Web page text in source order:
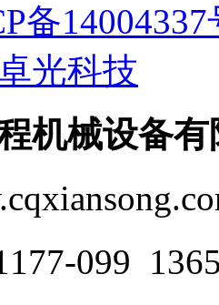
备14004337
光科技
机械设备有
099